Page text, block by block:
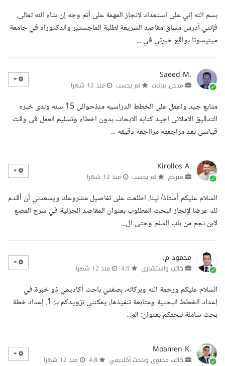
بسم الله إني على استعداد لإنجاز المهمة على أتم وجه إن شاء الله تعالى.
فإنني أدرس مساق مقاصد الشريعة لطلبة الماجستير والدكتوراه في جامعة
مينيسوتا بواقع خبرتي في ...
Saeed M.
مدخل بيانات لم يحسب منذ 12 شهرا
متابع جيد واعمل على الخطط الدراسيه منذحوالى 15 سنه ولدى خبره
التدقيق الاملائى اجيد كتابه الابحاث بدون اخطاء وتسليم العمل فى وقت
قياسى بعد مراجعته مرااجعه دقيقه ...
Kirollos A.
مترجم لم يحسب منذ 12 شهرا
السلام عليكم أستاذ/ لينا، اطلعت على تفاصيل مشروعك ويسعدني أن أقدم
لك عرضا لإنجاز البحث المطلوب بعنوان المقاصد الجزئية في شرح المصع
لابن نجم من باب السلم وحتى ال...
محمود م.
كاتب واستشاري منذ 12 شهرا
السلام عليكم ورحمة الله وبركاته، بصفتي باحث أكاديمي ذو خبرة في
إعداد الخطط البحثية ومتابعة تنفيذها، يمكنني تزويدكم بـ: 1. إعداد خطة
بحث شاملة لبحثكم بعنوان: الم...
Moamen K.
كاتب محتوى وباحث أكاديمي منذ 12 شهرا